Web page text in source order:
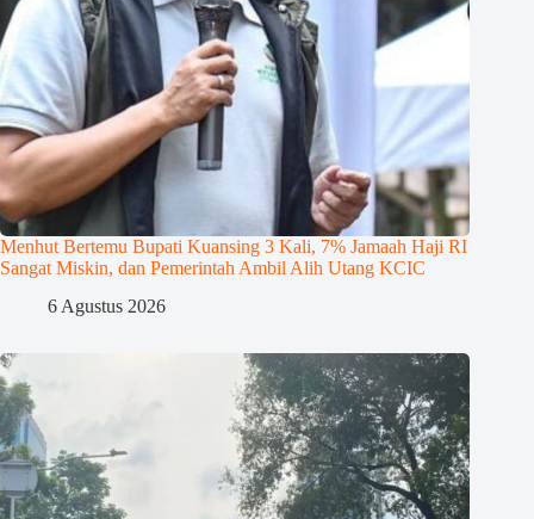
Menhut Bertemu Bupati Kuansing 3 Kali, 7% Jamaah Haji RI
Sangat Miskin, dan Pemerintah Ambil Alih Utang KCIC
6 Agustus 2026